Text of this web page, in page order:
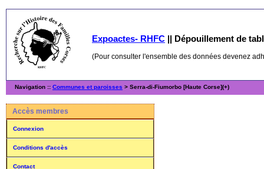
Expoactes- RHFC || Dépouillement de
(Pour consulter l'ensemble des données devenez
Navigation :: Communes et paroisses > Serra-di-Fiumorbo [Haute Corse](+)
Accès membres
Connexion
Conditions d'accès
Contact